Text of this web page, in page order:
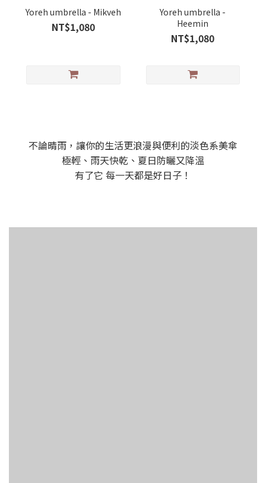
Yoreh umbrella - Mikveh
NT$1,080
Yoreh umbrella -
Heemin
NT$1,080
不論晴雨，讓你的生活更浪漫與便利的淡色系美傘
極輕、雨天快乾、夏日防曬又降溫
有了它 每一天都是好日子！